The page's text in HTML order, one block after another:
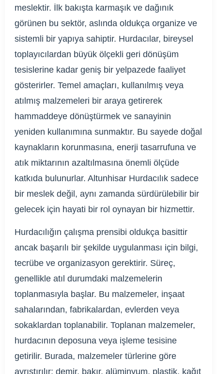
meslektir. İlk bakışta karmaşık ve dağınık
görünen bu sektör, aslında oldukça organize ve
sistemli bir yapıya sahiptir. Hurdacılar, bireysel
toplayıcılardan büyük ölçekli geri dönüşüm
tesislerine kadar geniş bir yelpazede faaliyet
gösterirler. Temel amaçları, kullanılmış veya
atılmış malzemeleri bir araya getirerek
hammaddeye dönüştürmek ve sanayinin
yeniden kullanımına sunmaktır. Bu sayede doğal
kaynakların korunmasına, enerji tasarrufuna ve
atık miktarının azaltılmasına önemli ölçüde
katkıda bulunurlar. Altunhisar Hurdacılık sadece
bir meslek değil, aynı zamanda sürdürülebilir bir
gelecek için hayati bir rol oynayan bir hizmettir.
Hurdacılığın çalışma prensibi oldukça basittir
ancak başarılı bir şekilde uygulanması için bilgi,
tecrübe ve organizasyon gerektirir. Süreç,
genellikle atıl durumdaki malzemelerin
toplanmasıyla başlar. Bu malzemeler, inşaat
sahalarından, fabrikalardan, evlerden veya
sokaklardan toplanabilir. Toplanan malzemeler,
hurdacının deposuna veya işleme tesisine
getirilir. Burada, malzemeler türlerine göre
ayrıştırılır; demir, bakır, alüminyum, plastik, kağıt